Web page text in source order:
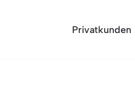
Privatkunden